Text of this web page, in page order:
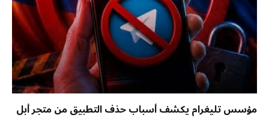
مؤسس تليغرام يكشف أسباب حذف التطبيق من متجر أبل